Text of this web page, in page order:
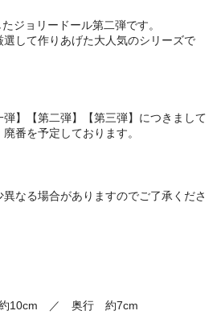
ジョリードール第二弾です。
して作りあげた大人気のシリーズで
】【第二弾】【第三弾】につきまして
番を予定しております。
なる場合がありますのでご了承くださ
10cm ／ 奥行 約7cm